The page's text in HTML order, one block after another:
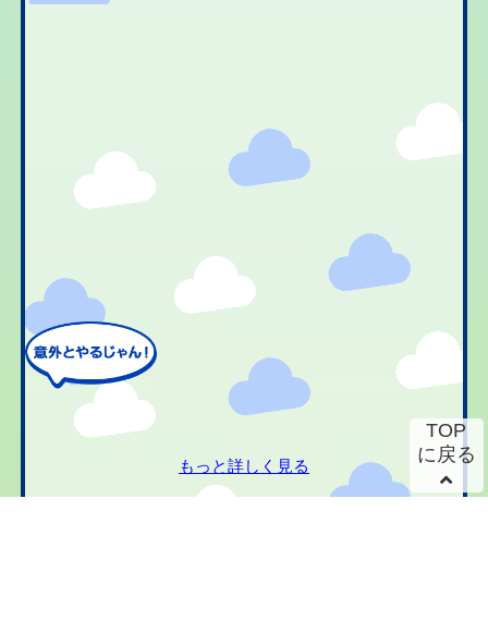
もっと詳しく見る
TOP
に戻る